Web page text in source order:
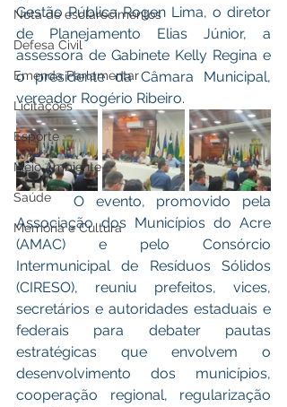
Nota de esclarecimentos
Defesa Civil
Emenda Parlamentar
Licitações
Esporte
Meio Ambiente
Saúde
Memória e Cultura
Gestão Pública Rogen Lima, o diretor
de Planejamento Elias Júnior, a
assessora de Gabinete Kelly Regina e
o presidente da Câmara Municipal,
vereador Rogério Ribeiro.
     O evento, promovido pela
Associação dos Municípios do Acre
(AMAC) e pelo Consórcio
Intermunicipal de Resíduos Sólidos
(CIRESO), reuniu prefeitos, vices,
secretários e autoridades estaduais e
federais para debater pautas
estratégicas que envolvem o
desenvolvimento dos municípios,
cooperação regional, regularização